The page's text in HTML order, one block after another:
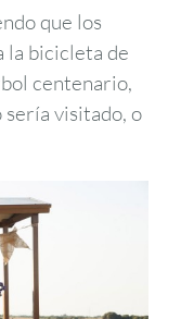
que los
la bicicleta de
centenario,
visitado, o